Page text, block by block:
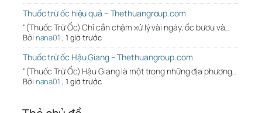
Thuốc trừ ốc hiệu quả – Thethuangroup.com
"(Thuốc Trừ Ốc) Chỉ cần chậm xử lý vài ngày, ốc bươu và…
Bởi nana01 , 1 giờ trước
Thuốc trừ ốc Hậu Giang – Thethuangroup.com
"(Thuốc Trừ Ốc) Hậu Giang là một trong những địa phương…
Bởi nana01 , 1 giờ trước